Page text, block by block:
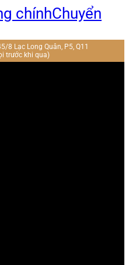
chínhChuyển
8 Lạc Long Quân, P5, Q11
trước khi qua)